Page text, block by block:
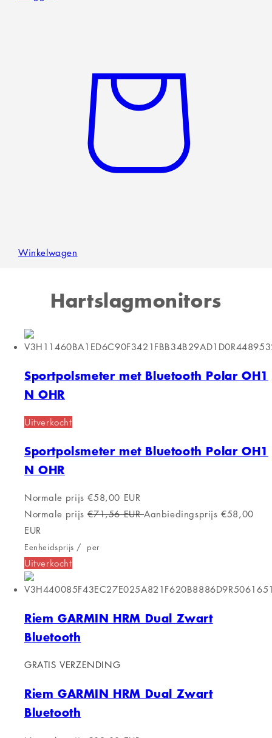
Winkelwagen
Hartslagmonitors
Sportpolsmeter met Bluetooth Polar OH1
N OHR
Uitverkocht
Sportpolsmeter met Bluetooth Polar OH1
N OHR
Normale prijs €58,00 EUR
Normale prijs €71,56 EURAanbiedingsprijs €58,00
EUR
Eenheidsprijs / per
Uitverkocht
Riem GARMIN HRM Dual Zwart
Bluetooth
GRATIS VERZENDING
Riem GARMIN HRM Dual Zwart
Bluetooth